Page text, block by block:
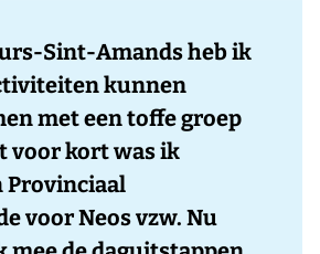
Sint-Amands heb ik
kunnen
met een toffe groep
voor kort was ik
Provinciaal
voor Neos vzw. Nu